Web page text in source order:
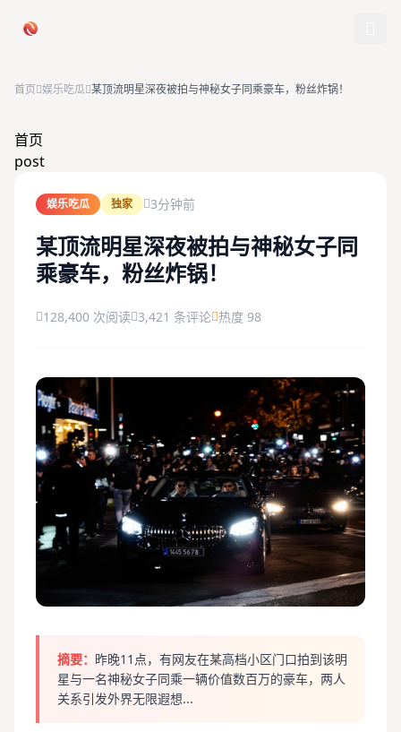
今日爆料
首页 娱乐吃瓜 某顶流明星深夜被拍与神秘女子同乘豪车，粉丝炸锅！
首页
post
娱乐吃瓜 独家 3分钟前
某顶流明星深夜被拍与神秘女子同
乘豪车，粉丝炸锅！
128,400 次阅读 3,421 条评论 热度 98
摘要： 昨晚11点，有网友在某高档小区门口拍到该明
星与一名神秘女子同乘一辆价值数百万的豪车，两人
关系引发外界无限遐想...